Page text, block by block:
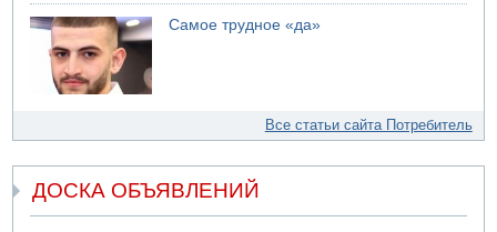
Самое трудное «да»
Все статьи сайта Потребитель
ДОСКА ОБЪЯВЛЕНИЙ